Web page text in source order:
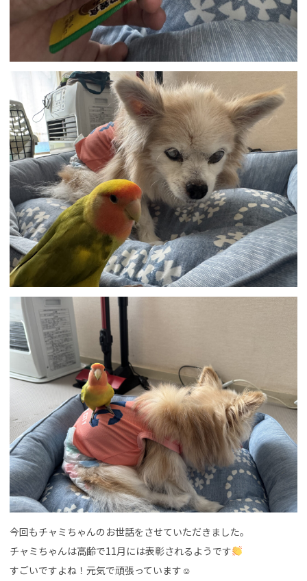
今回もチャミちゃんのお世話をさせていただきました。
チャミちゃんは高齢で11月には表彰されるようです
すごいですよね！元気で頑張っています☺︎